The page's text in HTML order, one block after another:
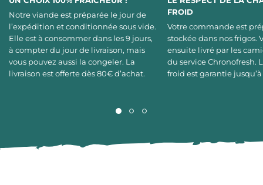
Notre viande est préparée le jour de
l’expédition et conditionnée sous vide.
Elle est à consommer dans les 9 jours,
à compter du jour de livraison, mais
vous pouvez aussi la congeler. La
livraison est offerte dès 80€ d’achat.
FROID
Votre commande est
stockée dans nos frigos.
ensuite livré par les
du service Chronofresh.
froid est garantie